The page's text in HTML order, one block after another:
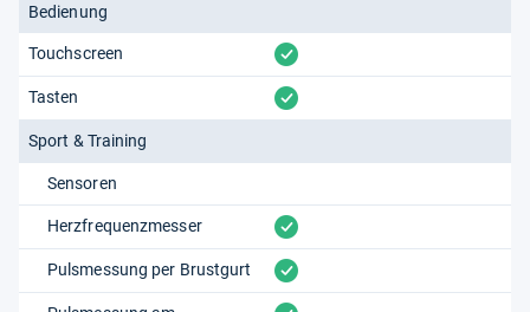
Bedienung
Touchscreen vorhanden
Tasten vorhanden
Sport & Training
Sensoren
Herzfrequenzmesser vorhanden
Pulsmessung per Brustgurt vorhanden